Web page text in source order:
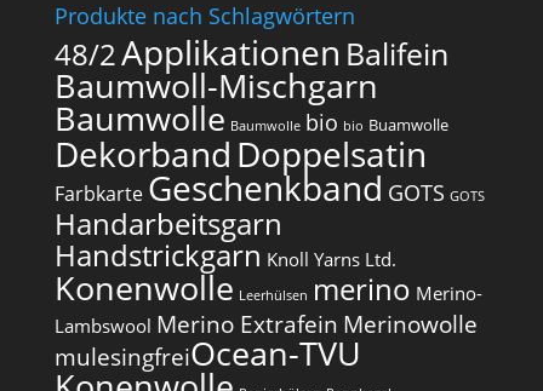
Produkte nach Schlagwörtern
48/2Applikationen Balifein
Baumwoll-Mischgarn
Baumwolle Baumwolle bio bio Buamwolle
Dekorband Doppelsatin
Farbkarte Geschenkband GOTS GOTS
Handarbeitsgarn
Handstrickgarn Knoll Yarns Ltd.
Konenwolle Leerhülsen merino Merino-
Lambswool Merino Extrafein Merinowolle
mulesingfrei​Ocean-TVU